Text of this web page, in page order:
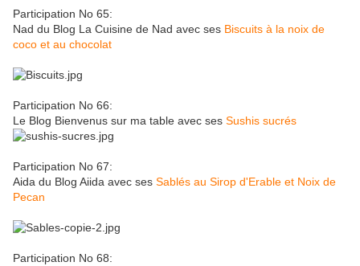
Participation No 65:
Nad du Blog La Cuisine de Nad avec ses Biscuits à la noix de
coco et au chocolat
Participation No 66:
Le Blog Bienvenus sur ma table avec ses Sushis sucrés
Participation No 67:
Aida du Blog Aiida avec ses Sablés au Sirop d'Erable et Noix de
Pecan
Participation No 68: